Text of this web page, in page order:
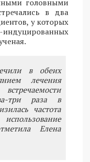
головными
в два
у которых
в обеих
лечения
три раза в
частота
Елена